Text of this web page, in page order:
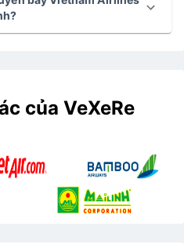
của VeXeRe